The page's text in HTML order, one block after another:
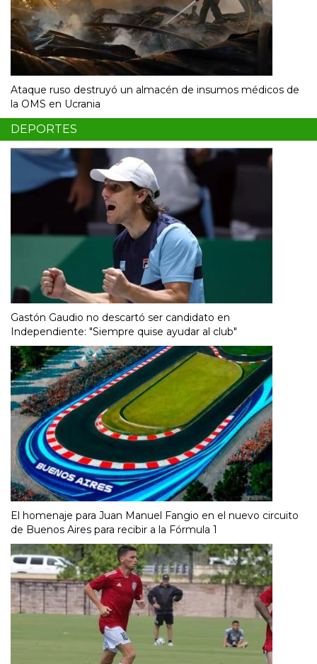
Ataque ruso destruyó un almacén de insumos médicos de
la OMS en Ucrania
DEPORTES
Gastón Gaudio no descartó ser candidato en
Independiente: "Siempre quise ayudar al club"
El homenaje para Juan Manuel Fangio en el nuevo circuito
de Buenos Aires para recibir a la Fórmula 1